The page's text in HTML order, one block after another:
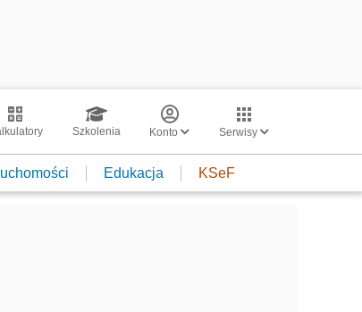
Szkolenia Konto Serwisy
Edukacja KSeF